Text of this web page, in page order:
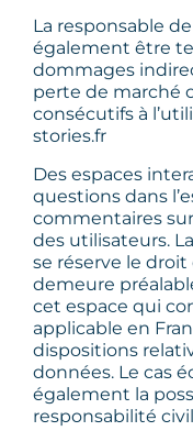
La responsable
également être
dommages
perte de marché
consécutifs à
stories.fr
Des espaces
questions dans
commentaires
des utilisateurs.
se réserve le
demeure
cet espace qui
applicable en
dispositions
données. Le cas
également la
responsabilité